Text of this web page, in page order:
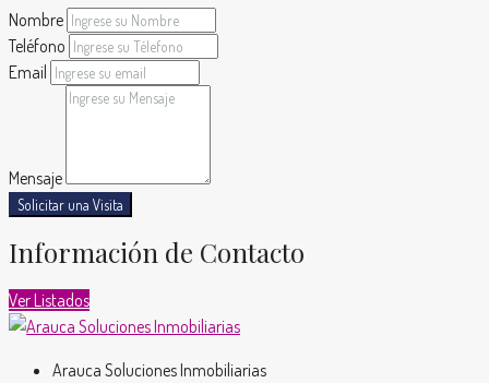
Nombre
Teléfono
Email
Mensaje
Solicitar una Visita
Información de Contacto
Ver Listados
Arauca Soluciones Inmobiliarias